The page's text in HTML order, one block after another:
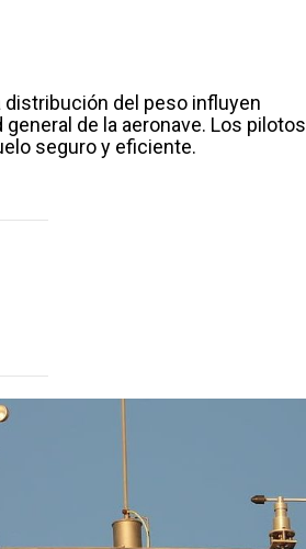
distribución del peso influyen
de la aeronave. Los pilotos
seguro y eficiente.